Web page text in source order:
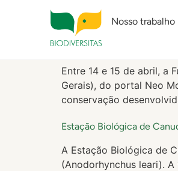
Nosso trabalho
Blog
Fundação Biodiversitas
Entre 14 e 15 de abril, a
Gerais), do portal Neo
conservação
Estação Biológica de
​A Estação Biológica de
(Anodorhynchus leari).